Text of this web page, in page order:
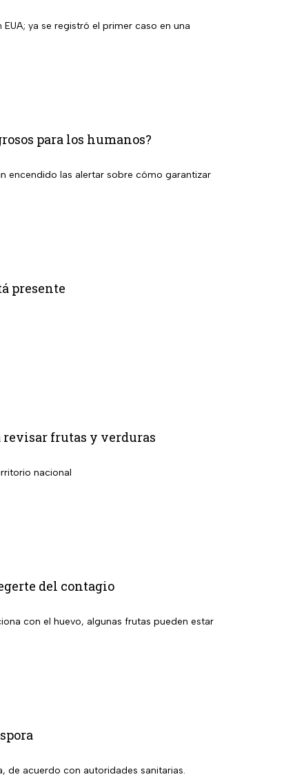
en una
para los humanos?
encendido las alertar sobre cómo garantizar
presente
revisar frutas y verduras
nacional
del contagio
con el huevo, algunas frutas pueden estar
de acuerdo con autoridades sanitarias.